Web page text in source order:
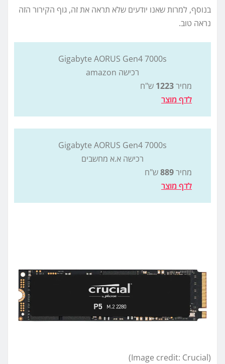
בנוסף, למרות שאנו יודעים שלא תראה את זה, גוף הקירור הזה
נראה טוב.
Gigabyte AORUS Gen4 7000s
רכישה amazon
מחיר1223 ש"ח
לדף מוצר
Gigabyte AORUS Gen4 7000s
רכישה א.א מחשבים
מחיר889ש"ח
לדף מוצר
(Image credit: Crucial)